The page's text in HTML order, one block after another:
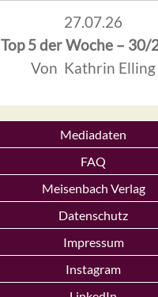
27.07.26
Top 5 der Woche – 30/
Von Kathrin Elling
Mediadaten
FAQ
Meisenbach Verlag
Datenschutz
Impressum
Instagram